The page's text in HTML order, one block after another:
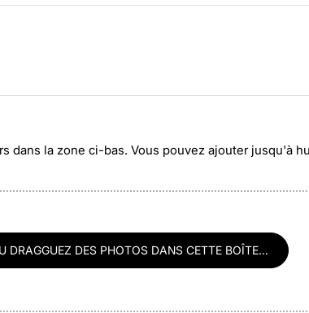
la zone ci-bas. Vous pouvez ajouter jusqu'à
DRAGGUEZ DES PHOTOS DANS CETTE BOÎTE...